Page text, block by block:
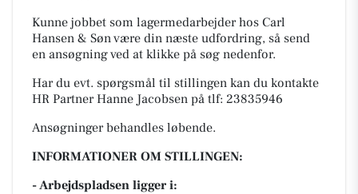
Kunne jobbet som lagermedarbejder hos Carl
Hansen & Søn være din næste udfordring, så send
en ansøgning ved at klikke på søg nedenfor.
Har du evt. spørgsmål til stillingen kan du kontakte
HR Partner Hanne Jacobsen på tlf: 23835946
Ansøgninger behandles løbende.
INFORMATIONER OM STILLINGEN:
- Arbejdspladsen ligger i: